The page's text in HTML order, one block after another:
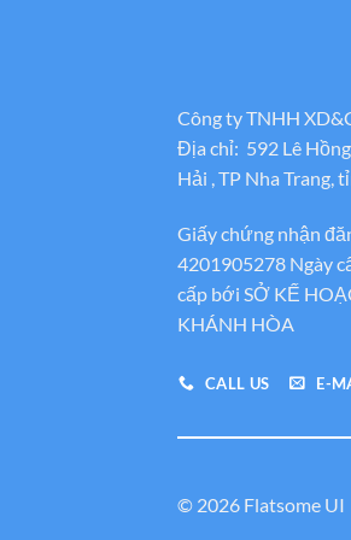
Công ty TNHH
Địa chỉ: 592 Lê
Hải , TP Nha Trang,
Giấy chứng nhận
4201905278 Ngày
cấp bới SỞ KẾ
KHÁNH HÒA
CALL US E-
© 2026 Flatsome UI